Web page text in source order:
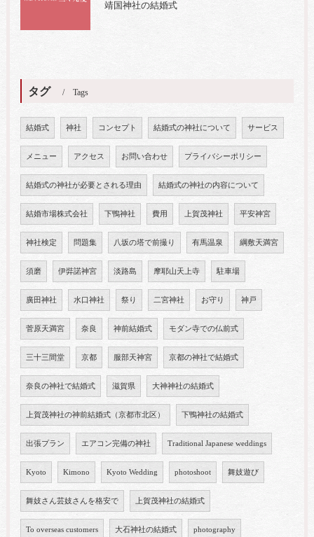
靖国神社の結婚式
タグ Tags
結婚式 神社 コンセプト 結婚式の神社について サービス
メニュー アクセス お問い合わせ プライバシーポリシー
結婚式の神社が必要とされる理由 結婚式の神社の内容について
結婚市場株式会社 下鴨神社 費用 上賀茂神社 平安神宮
神社検定 問題集 八坂の塔で前撮り 有馬温泉 綱敷天満宮
須磨 伊弉諾神宮 淡路島 摩耶山天上寺 駐車場
廣田神社 水口神社 祭り 二宮神社 お守り 神戸
菅原天満宮 奈良 神前結婚式 モダン寺での仏前式
三十三間堂 京都 服部天神宮 京都の神社で結婚式
奈良の神社で結婚式 滋賀県 大神神社の結婚式
上賀茂神社の神前結婚式（京都市北区） 下鴨神社の結婚式
出張プラン エアコン完備の神社 Traditional Japanese weddings
Kyoto Kimono Kyoto Wedding photoshoot 舞妓遊び
舞妓さん芸妓さんを格安で 上賀茂神社の結婚式
To overseas customers 大石神社の結婚式 photography